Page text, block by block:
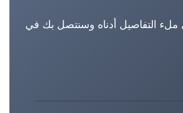
التفاصيل أدناه وسنتصل بك في